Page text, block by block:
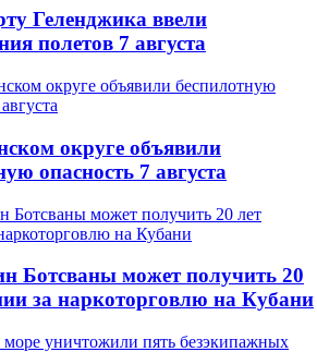
Геленджика ввели
полетов 7 августа
округе объявили
опасность 7 августа
Ботсваны может получить 20
за наркоторговлю на Кубани